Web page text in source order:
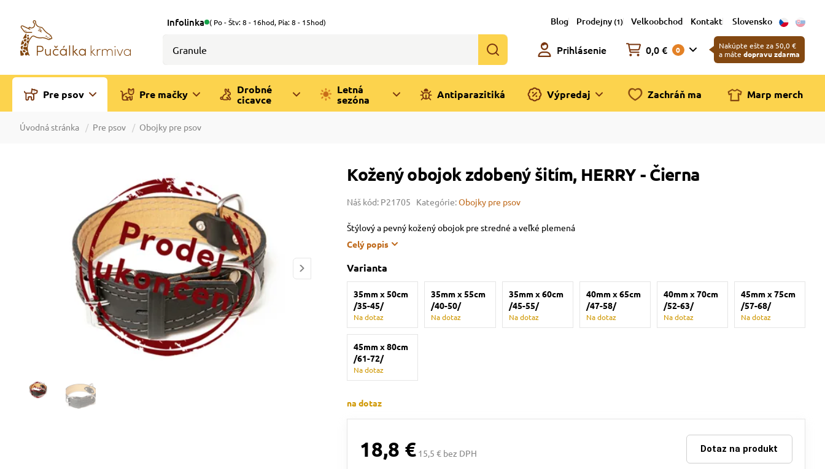
Infolinka ( Po - Štv: 8 - 16hod, Pia: 8 - 15hod) Blog Prodejny (1) Velkoobchod Kontakt Slovensko
Prihlásenie 0,0 € 0
Nakúpte ešte za 50,0 €
a máte dopravu zdarma
Pre psov Pre mačky
Drobné
cicavce
Letná
sezóna
Antiparazitiká Výpredaj Zachráň ma Marp merch
Úvodná stránka Pre psov Obojky pre psov
Kožený obojok zdobený šitím, HERRY - Čierna
Náš kód: P21705 Kategórie:Obojky pre psov
Štýlový a pevný kožený obojok pre stredné a veľké plemená
Celý popis
Varianta
35mm x 50cm
/35-45/
Na dotaz
35mm x 55cm
/40-50/
Na dotaz
35mm x 60cm
/45-55/
Na dotaz
40mm x 65cm
/47-58/
Na dotaz
40mm x 70cm
/52-63/
Na dotaz
45mm x 75cm
/57-68/
Na dotaz
45mm x 80cm
/61-72/
Na dotaz
na dotaz
18,8 € 15,5 € bez DPH Dotaz na produkt